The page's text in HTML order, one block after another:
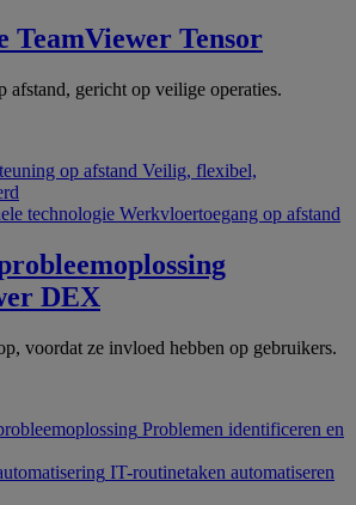
TeamViewer Tensor
afstand, gericht op veilige operaties.
op afstand Veilig, flexibel,
technologie Werkvloertoegang op afstand
DEX
voordat ze invloed hebben op gebruikers.
Problemen identificeren en
IT-routinetaken automatiseren